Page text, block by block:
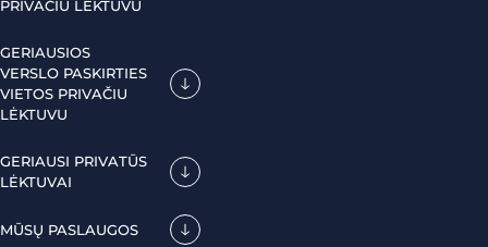
PRIVAČIU LĖKTUVU
GERIAUSIOS
VERSLO PASKIRTIES
VIETOS PRIVAČIU
LĖKTUVU
GERIAUSI PRIVATŪS
LĖKTUVAI
MŪSŲ PASLAUGOS